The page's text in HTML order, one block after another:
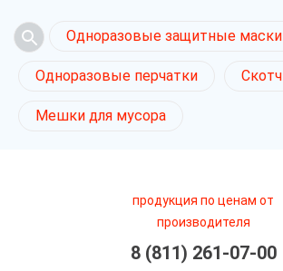
Одноразовые защитные маски
Одноразовые перчатки Скотч
Мешки для мусора
продукция по ценам от
производителя
8 (811) 261-07-00